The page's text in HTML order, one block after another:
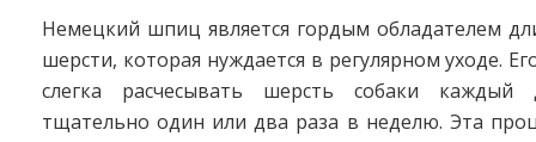
Немецкий шпиц является гордым обладателем
шерсти, которая нуждается в регулярном уходе.
слегка расчесывать шерсть собаки
тщательно один или два раза в неделю. Эта